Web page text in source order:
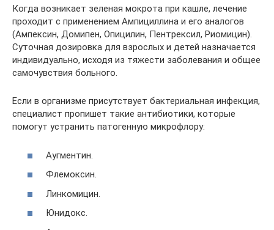
Когда возникает зеленая мокрота при кашле, лечение
проходит с применением Ампициллина и его аналогов
(Ампексин, Домипен, Опицилин, Пентрексил, Риомицин).
Суточная дозировка для взрослых и детей назначается
индивидуально, исходя из тяжести заболевания и общее
самочувствия больного.
Если в организме присутствует бактериальная инфекция,
специалист пропишет такие антибиотики, которые
помогут устранить патогенную микрофлору:
Аугментин.
Флемоксин.
Линкомицин.
Юнидокс.